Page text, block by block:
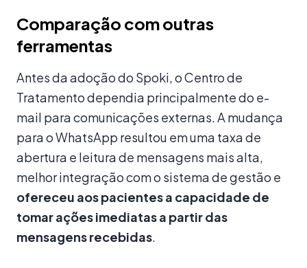
Comparação com outras
ferramentas
Antes da adoção do Spoki, o Centro de
Tratamento dependia principalmente do e-
mail para comunicações externas. A mudança
para o WhatsApp resultou em uma taxa de
abertura e leitura de mensagens mais alta,
melhor integração com o sistema de gestão e
ofereceu aos pacientes a capacidade de
tomar ações imediatas a partir das
mensagens recebidas.